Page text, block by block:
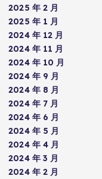
2025 年 2 月
2025 年 1 月
2024 年 12 月
2024 年 11 月
2024 年 10 月
2024 年 9 月
2024 年 8 月
2024 年 7 月
2024 年 6 月
2024 年 5 月
2024 年 4 月
2024 年 3 月
2024 年 2 月